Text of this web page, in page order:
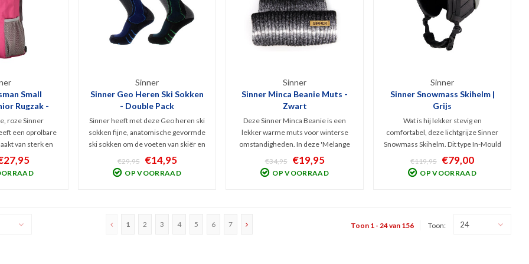
Small
Rugzak -
roze Sinner
een oprolbare
van sterk en
Met
een
binnenin en 1
Sinner
Sinner Geo Heren Ski Sokken
- Double Pack
Sinner heeft met deze Geo heren ski
sokken fijne, anatomische gevormde
ski sokken om de voeten van skiër en
snowboarder droog, warm en
beschermd te houden. Maximaal
comfort en ontlasten van hiel, tenen
€29,95 €14,95
OP VOORRAAD
Sinner
Sinner Minca Beanie Muts -
Zwart
Deze Sinner Minca Beanie is een
lekker warme muts voor winterse
omstandigheden. In deze 'Melange
Black' kleur ziet hij er tof uit en voelt
hij zacht aan dankzij het 100%
gerecycled Polyester waar hij van
€34,95 €19,95
OP VOORRAAD
Sinner
Sinner Snowmass Skihelm |
Grijs
Wat is hij lekker stevig en
comfortabel, deze lichtgrijze Sinner
Snowmass Skihelm. Dit type In-Mould
sneeuwhelm biedt wintersporters
prima bescherming en is goed
verstelbaar en v.v. uitneembaar
€119,95 €79,00
OP VOORRAAD
1 2 3 4 5 6 7 Toon 1 - 24 van 156 Toon: 24